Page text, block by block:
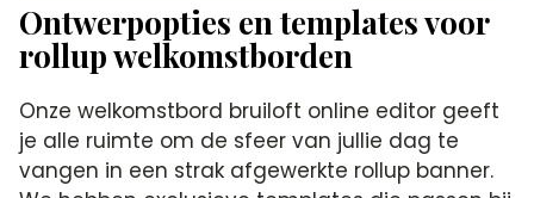
Ontwerpopties en templates voor
rollup welkomstborden
Onze welkomstbord bruiloft online editor geeft
je alle ruimte om de sfeer van jullie dag te
vangen in een strak afgewerkte rollup banner.